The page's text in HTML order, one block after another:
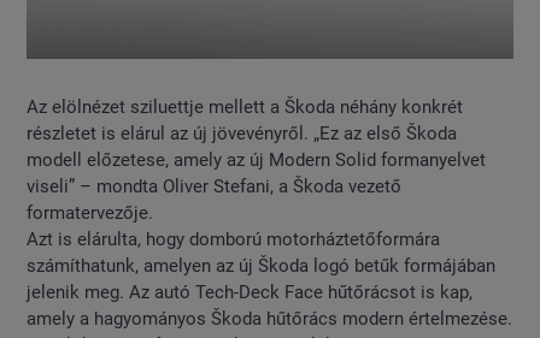
Az elölnézet sziluettje mellett a Škoda néhány konkrét
részletet is elárul az új jövevényről. „Ez az első Škoda
modell előzetese, amely az új Modern Solid formanyelvet
viseli” – mondta Oliver Stefani, a Škoda vezető
formatervezője.
Azt is elárulta, hogy domború motorháztetőformára
számíthatunk, amelyen az új Škoda logó betűk formájában
jelenik meg. Az autó Tech-Deck Face hűtőrácsot is kap,
amely a hagyományos Škoda hűtőrács modern értelmezése.